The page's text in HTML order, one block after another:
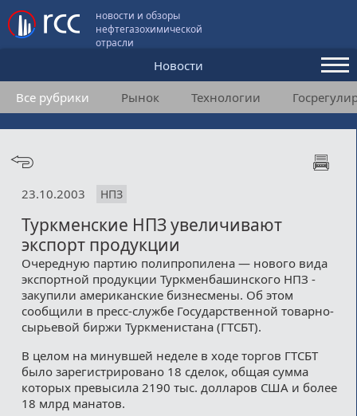
новости и обзоры
нефтегазохимической
отрасли
Новости
Аналитика и мнения
Конференции
Пользовательское соглашение
Медиакит
Контакты
Все рубрики Рынок Технологии
23.10.2003 НПЗ
Туркменские НПЗ увеличивают
экспорт продукции
Очередную партию полипропилена — нового вида
экспортной продукции Туркменбашинского НПЗ -
закупили американские бизнесмены. Об этом
сообщили в пресс-службе Государственной товарно-
сырьевой биржи Туркменистана (ГТСБТ).
В целом на минувшей неделе в ходе торгов ГТСБТ
было зарегистрировано 18 сделок, общая сумма
которых превысила 2190 тыс. долларов США и более
18 млрд манатов.